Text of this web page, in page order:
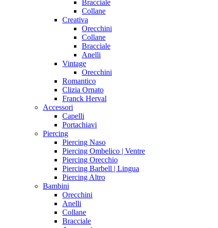
Bracciale
Collane
Creativa
Orecchini
Collane
Bracciale
Anelli
Vintage
Orecchini
Romantico
Clizia Ornato
Franck Herval
Accessori
Capelli
Portachiavi
Piercing
Piercing Naso
Piercing Ombelico | Ventre
Piercing Orecchio
Piercing Barbell | Lingua
Piercing Altro
Bambini
Orecchini
Anelli
Collane
Bracciale